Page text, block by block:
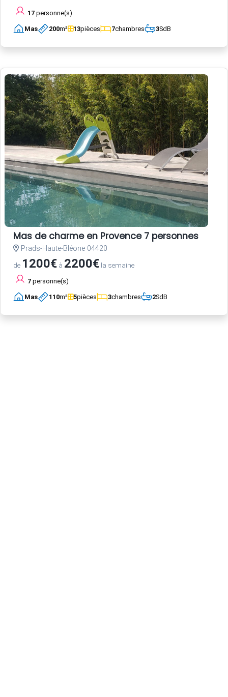
17 personne(s)
Mas 200m² 13pièces 7chambres 3SdB
Mas de charme en Provence 7 personnes
Prads-Haute-Bléone 04420
de 1200€ à 2200€ la semaine
7 personne(s)
Mas 110m² 5pièces 3chambres 2SdB